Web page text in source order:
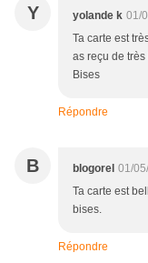
Y yolande k 01/
Ta carte est
as reçu de
Bises
Répondre
B blogorel 01/
Ta carte est
bises.
Répondre